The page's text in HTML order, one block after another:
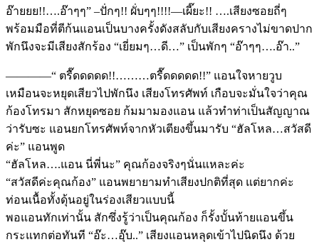
อ๊ายยย!!….อ๊าๆๆ” –ปั่กๆ!! ผั่บๆๆ!!!!—เผี๊ยะ!! ….เสียงซอยถี่ๆ
พร้อมมือที่ตีก้นแอนเป็นบางครั้งดังสลับกับเสียงครางไม่ขาดปาก
พักนึงจะมีเสียงสักร้อง “เยี่ยมๆ…ดี…” เป็นพักๆ “อ๊าๆๆ….อ๊า..”
————“ ตรื๊ดดดดด!!………ตรื๊ดดดดด!!” แอนใจหายวูบ
เหมือนจะหยุดเสียวไปพักนึง เสียงโทรศัพท์ เกือบจะมั่นใจว่าคุณ
ก้องโทรมา สักหยุดซอย ก้มมามองแอน แล้วทำท่าเป็นสัญญาณ
ว่ารับซะ แอนยกโทรศัพท์จากหัวเตียงขึ้นมารับ “ฮัลโหล…สวัสดี
ค่ะ” แอนพูด
“ฮัลโหล….แอน นี่พี่นะ” คุณก้องจริงๆนั่นแหละค่ะ
“สวัสดีค่ะคุณก้อง” แอนพยายามทำเสียงปกติที่สุด แต่ยากค่ะ
ท่อนเนื้อทั้งดุ้นอยู่ในร่องเสียวแบบนี้
พอแอนทักเท่านั้น สักซึ่งรู้ว่าเป็นคุณก้อง ก็รั้งบั้นท้ายแอนขึ้น
กระแทกต่อทันที “อ๊ะ…อุ๊บ..” เสียงแอนหลุดเข้าไปนิดนึง ด้วย